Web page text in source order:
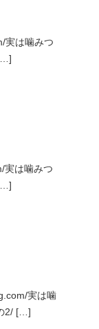
実は噛みつ
実は噛みつ
実は噛
2/ […]